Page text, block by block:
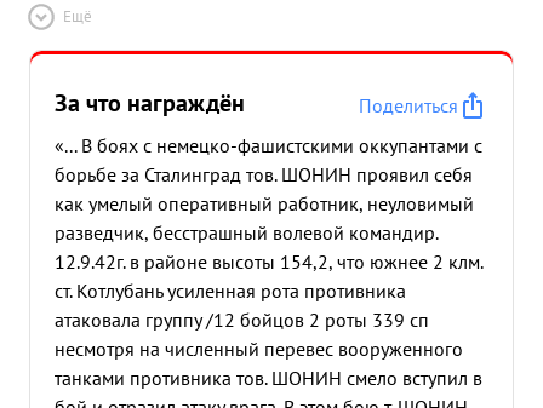
Ещё
За что награждён
Поделиться
«... В боях с немецко-фашистскими оккупантами с
борьбе за Сталинград тов. ШОНИН проявил себя
как умелый оперативный работник, неуловимый
разведчик, бесстрашный волевой командир.
12.9.42г. в районе высоты 154,2, что южнее 2 клм.
ст. Котлубань усиленная рота противника
атаковала группу /12 бойцов 2 роты 339 сп
несмотря на численный перевес вооруженного
танками противника тов. ШОНИН смело вступил в